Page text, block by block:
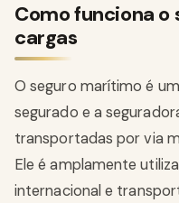
Como funciona
cargas
O seguro marítimo é
segurado e a
transportadas por via
Ele é amplamente
internacional e